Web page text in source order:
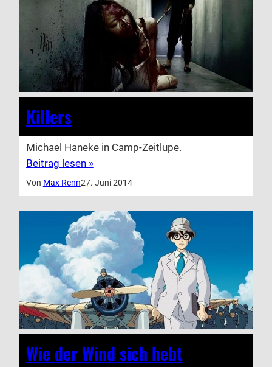
Killers
Michael Haneke in Camp-Zeitlupe.
Beitrag lesen »
Von Max Renn27. Juni 2014
Wie der Wind sich hebt